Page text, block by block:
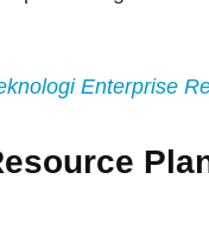
Enterprise